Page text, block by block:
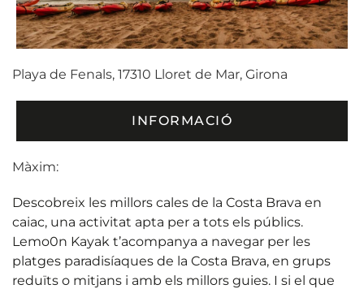
Playa de Fenals, 17310 Lloret de Mar, Girona
INFORMACIÓ
Màxim:
Descobreix les millors cales de la Costa Brava en
caiac, una activitat apta per a tots els públics.
Lemo0n Kayak t’acompanya a navegar per les
platges paradisíaques de la Costa Brava, en grups
reduïts o mitjans i amb els millors guies. I si el que